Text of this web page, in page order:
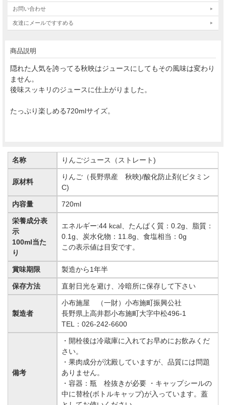
お問い合わせ
友達にメールですすめる
商品説明
隠れた人気を誇ってる秋映はジュースにしてもその風味は変わり
ません。
後味スッキリのジュースに仕上がりました。
たっぷり楽しめる720mlサイズ。
名称 りんごジュース（ストレート)
原材料
りんご（長野県産 秋映)/酸化防止剤(ビタミン
C)
内容量 720ml
栄養成分表
示
100ml当た
り
エネルギー:44 kcal、たんぱく質：0.2g、脂質：
0.1g、炭水化物：11.8g、食塩相当：0g
この表示値は目安です。
賞味期限 製造から1年半
保存方法 直射日光を避け、冷暗所に保存して下さい
製造者
小布施屋 （一財）小布施町振興公社
長野県上高井郡小布施町大字中松496-1
TEL：026-242-6600
備考
・開栓後は冷蔵庫に入れてお早めにお飲みくだ
さい。
・果肉成分が沈殿していますが、品質には問題
ありません。
・容器：瓶 栓抜きが必要 ・キャップシールの
中に替栓(ボトルキャップ)が入っています。蓋